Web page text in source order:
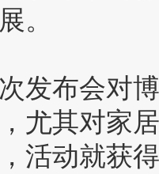
。
布会对博
尤其对家
活动就获